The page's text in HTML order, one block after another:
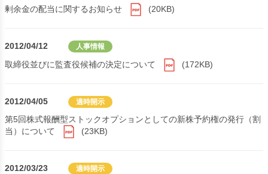
剰余金の配当に関するお知らせ (20KB)
2012/04/12 人事情報
取締役並びに監査役候補の決定について (172KB)
2012/04/05 適時開示
第5回株式報酬型ストックオプションとしての新株予約権の発行（割
当）について
(23KB)
2012/03/23 適時開示